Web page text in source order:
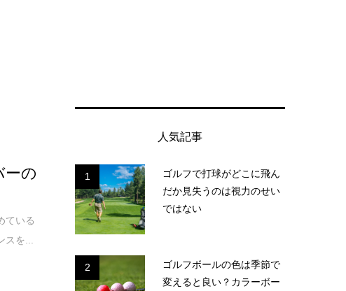
の
ている
を...
人気記事
1
ゴルフで打球がどこに飛ん
だか見失うのは視力のせい
ではない
2
ゴルフボールの色は季節で
変えると良い？カラーボー